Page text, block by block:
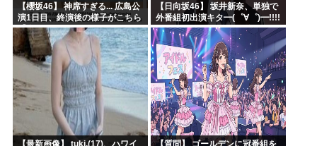
【櫻坂46】 神席すぎる... 広島公
演1日目、終演後の様子がこちら
【全国ツアー2026 What’s
lonesome?】
【日向坂46】 坂井新奈、単独で
外番組初出演キタ━(゜∀゜)━!!!!
【最新画像】 tuki.(17)、ハワイ 【質問】 ゴールデンに冠番組を